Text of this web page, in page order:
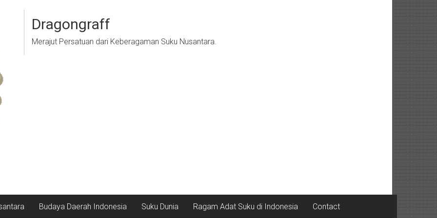
Dragongraff
Merajut Persatuan dari Keberagaman Suku Nusantara.
Budaya Daerah Indonesia Suku Dunia Ragam Adat Suku di Indonesia Contact